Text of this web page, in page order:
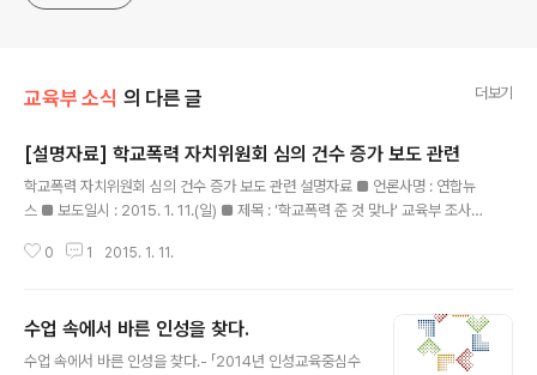
교육부 소식 의 다른 글 더보기
[설명자료] 학교폭력 자치위원회 심의 건수 증가 보도 관련
학교폭력 자치위원회 심의 건수 증가 보도 관련 설명자료 ■ 언론사명 : 연합뉴
스 ■ 보도일시 : 2015. 1. 11.(일) ■ 제목 : '학교폭력 준 것 맞나' 교육부 조사
가 작년 대비 증가하여 교육부가 발표한 피해응답률 감소 추세와 배치 - 심의건
→0.51건 : (중) 3.28건→3.56건 : (고) 1,47건→1.68건 ■ 설명 내용 ○ 학교
폭력자치위원회 심의건수는 보도된 바와 같이 증가된 것으로 나타나고 있으..
0 1 2015. 1. 11.
수업 속에서 바른 인성을 찾다.
수업 속에서 바른 인성을 찾다.- 「2014년 인성교육중심수